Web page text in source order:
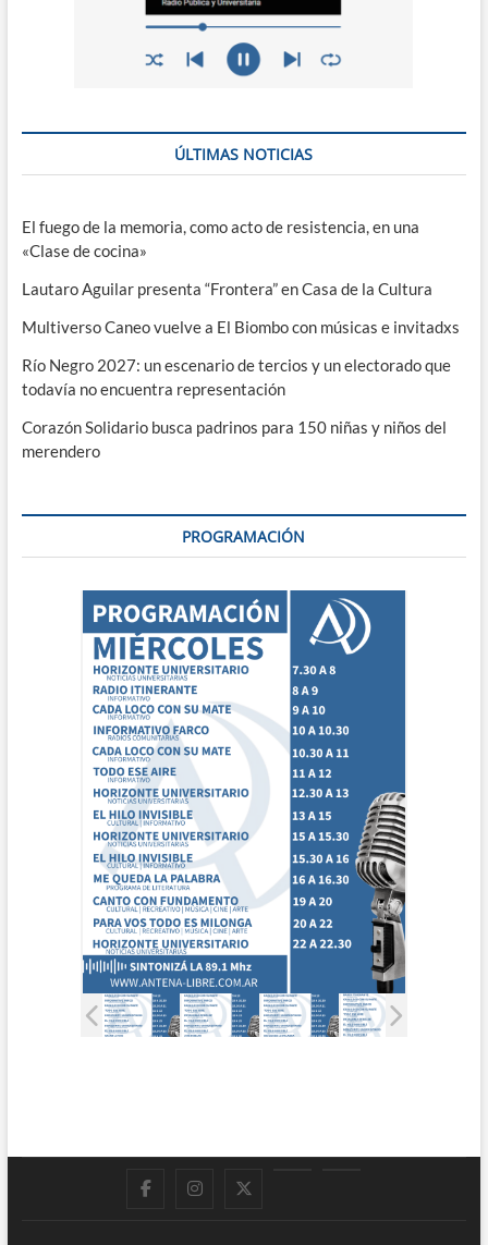
ÚLTIMAS NOTICIAS
El fuego de la memoria, como acto de resistencia, en una
«Clase de cocina»
Lautaro Aguilar presenta “Frontera” en Casa de la Cultura
Multiverso Caneo vuelve a El Biombo con músicas e invitadxs
Río Negro 2027: un escenario de tercios y un electorado que
todavía no encuentra representación
Corazón Solidario busca padrinos para 150 niñas y niños del
merendero
PROGRAMACIÓN
FacebookInstagram